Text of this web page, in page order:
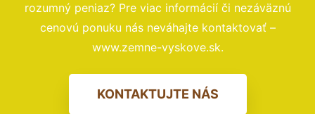
rozumný peniaz? Pre viac informácií či nezáväznú
cenovú ponuku nás neváhajte kontaktovať –
www.zemne-vyskove.sk.
KONTAKTUJTE NÁS